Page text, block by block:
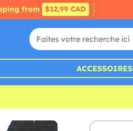
from $12,99 CAD
ACCESSOIRES